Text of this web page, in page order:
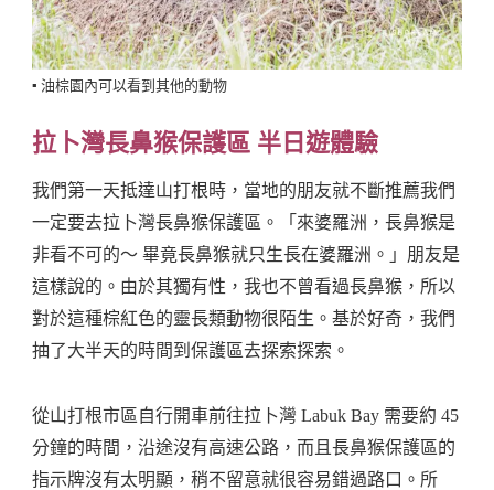
▪️ 油棕園內可以看到其他的動物
拉卜灣長鼻猴保護區 半日遊體驗
我們第一天抵達山打根時，當地的朋友就不斷推薦我們
一定要去拉卜灣長鼻猴保護區。「來婆羅洲，長鼻猴是
非看不可的～ 畢竟長鼻猴就只生長在婆羅洲。」朋友是
這樣說的。由於其獨有性，我也不曾看過長鼻猴，所以
對於這種棕紅色的靈長類動物很陌生。基於好奇，我們
抽了大半天的時間到保護區去探索探索。
從山打根市區自行開車前往拉卜灣 Labuk Bay 需要約 45
分鐘的時間，沿途沒有高速公路，而且長鼻猴保護區的
指示牌沒有太明顯，稍不留意就很容易錯過路口。所